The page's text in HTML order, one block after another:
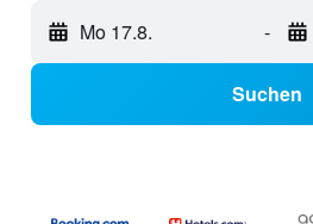
Mo 17.8. -
Suchen